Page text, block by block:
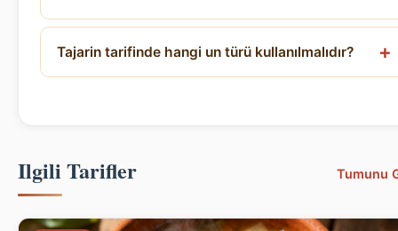
Tajarin tarifinde hangi un türü kullanılmalıdır?
Ilgili Tarifler Tumunu